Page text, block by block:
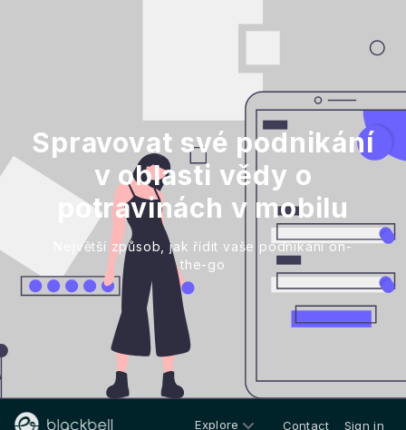
Spravovat své podnikání
v oblasti vědy o
potravinách v mobilu
Největší způsob, jak řídit vaše podnikání on-
the-go
Explore Contact Sign in